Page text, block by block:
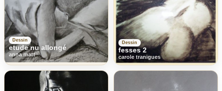
Dessin
etude nu allongé
anna matt
Dessin
fesses 2
carole tranigues